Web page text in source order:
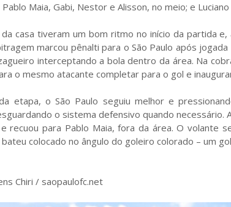
Maia, Gabi, Nestor e Alisson, no meio; e
casa tiveram um bom ritmo no início da partida
marcou pênalti para o São Paulo após
interceptando a bola dentro da área. Na
o mesmo atacante completar para o gol e
etapa, o São Paulo seguiu melhor e
o sistema defensivo quando necessário.
recuou para Pablo Maia, fora da área. O volante
colocado no ângulo do goleiro colorado – um
Chiri / saopaulofc.net